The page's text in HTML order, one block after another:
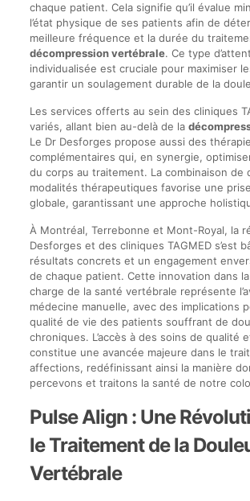
chaque patient. Cela signifie qu’il évalue
l’état physique de ses patients afin de
meilleure fréquence et la durée du
décompression vertébrale. Ce type
individualisée est cruciale pour maximiser
garantir un soulagement durable de la
Les services offerts au sein des cliniques
variés, allant bien au-delà de la
Le Dr Desforges propose aussi des
complémentaires qui, en synergie,
du corps au traitement. La combinaison de
modalités thérapeutiques favorise une
globale, garantissant une approche
À Montréal, Terrebonne et Mont-Royal, la
Desforges et des cliniques TAGMED s’est
résultats concrets et un engagement
de chaque patient. Cette innovation dans
charge de la santé vertébrale représente
médecine manuelle, avec des implications
qualité de vie des patients souffrant de
chroniques. L’accès à des soins de qualité
constitue une avancée majeure dans le
affections, redéfinissant ainsi la manière
percevons et traitons la santé de notre
Pulse Align : Une
le Traitement de la
Vertébrale